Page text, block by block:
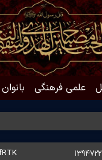
علمی فرهنگی بانوان
1394722